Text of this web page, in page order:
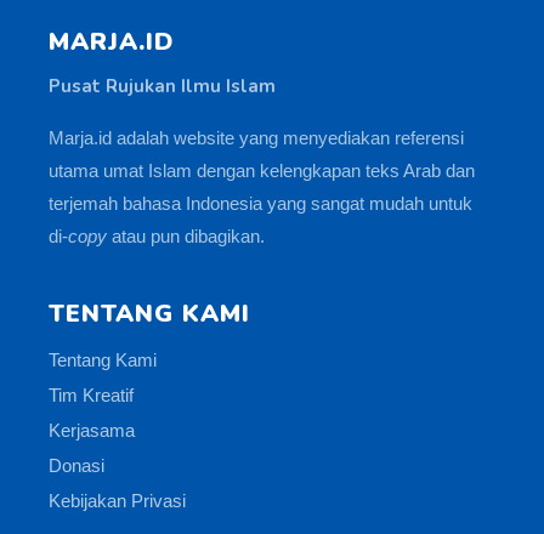
MARJA.ID
Pusat Rujukan Ilmu Islam
Marja.id adalah website yang menyediakan referensi
utama umat Islam dengan kelengkapan teks Arab dan
terjemah bahasa Indonesia yang sangat mudah untuk
di-copy atau pun dibagikan.
TENTANG KAMI
Tentang Kami
Tim Kreatif
Kerjasama
Donasi
Kebijakan Privasi